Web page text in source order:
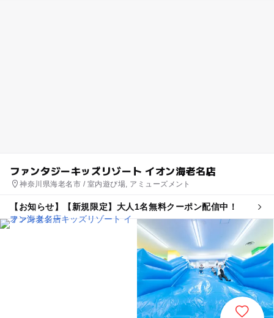
ファンタジーキッズリゾート イオン海老名店
神奈川県海老名市 / 室内遊び場, アミューズメント
【お知らせ】【新規限定】大人1名無料クーポン配信中！